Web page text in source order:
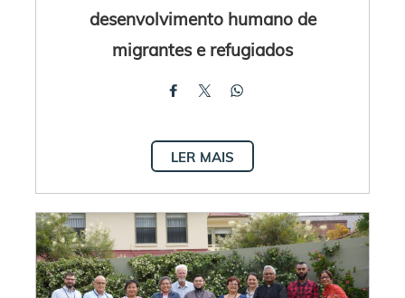
desenvolvimento humano de
migrantes e refugiados
LER MAIS